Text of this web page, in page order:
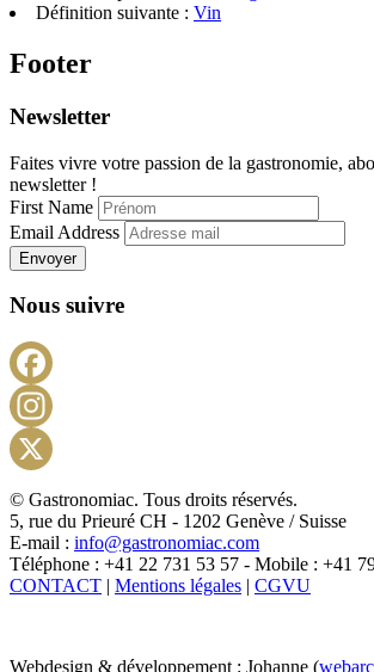
Définition suivante : Vin
Footer
Newsletter
Faites vivre votre passion de la gastronomie,
newsletter !
First Name
Email Address
Envoyer
Nous suivre
X
© Gastronomiac. Tous droits réservés.
5, rue du Prieuré CH - 1202 Genève / Suisse
E-mail : info@gastronomiac.com
Téléphone : +41 22 731 53 57 - Mobile : +41
CONTACT | Mentions légales | CGVU
Webdesign & développement : Johanne (